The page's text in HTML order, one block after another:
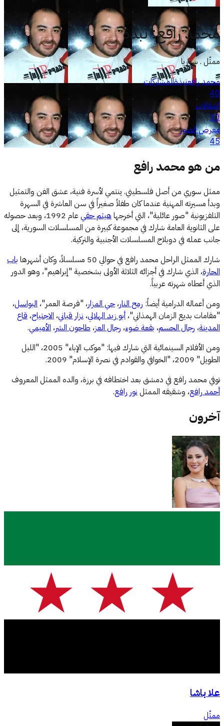
محمد رافع:نبذة
ممثّل . سوريا
محمد رافعنبذةالمشاركات
40
المقالات
10
معرض الصور
45
من هومحمد رافع
ممثل سوري من أصل فلسطيني. ينتمي لأسرة فنية، عشق الفن والتمثيل
وبدأ مسيرته المهنية عندما كان طفلاً صغيراً في سن العاشرة في السهرة
التلفزيونية "صور عائلية"، التي أخرجها هيثم حقي
عام 1992، وبعد حصوله
على الثانوية العامة شارك في مجموعة كبيرة من المسلسلات السورية، إلى
جانب عمله في دوبلاج المسلسلات الأجنبية والتركية.
شارك الممثل الراحل محمد رافع في حوالي 50 مسلسلاً، وكان أشهرها
باب
الحارة، الذي شارك في أجزائه الثلاثة الأولى بشخصية "إبراهيم"، وهو الدور
الذي أعطاه شهرته عربياً.
ومن أعماله الدرامية أيضاً: رمح النار، حي المزار، "فرصة العمر"، البواسل،
"مقامات بديع الزمان الهمذاني"، أبو زيد الهلالي، نزار قباني، الاجتياح، قاع
المدينة، رجال الحسم، بقعة ضوء، رجال العز، طاحون الشر، الأميمي.
ومن الأفلام السينمائية التي شارك فيها: "موكب الإباء" 2005، "الليل
الطويل" 2009، "الخوافي والقوادم في نصرة الإسلام" 2009.
توفي محمد رافع في دمشق بعد اختطافه في برزة، والده الممثل المعروف
أحمد رافع، وشقيقه الممثل نور رافع.
آخرون
علا باشا
ممثّل